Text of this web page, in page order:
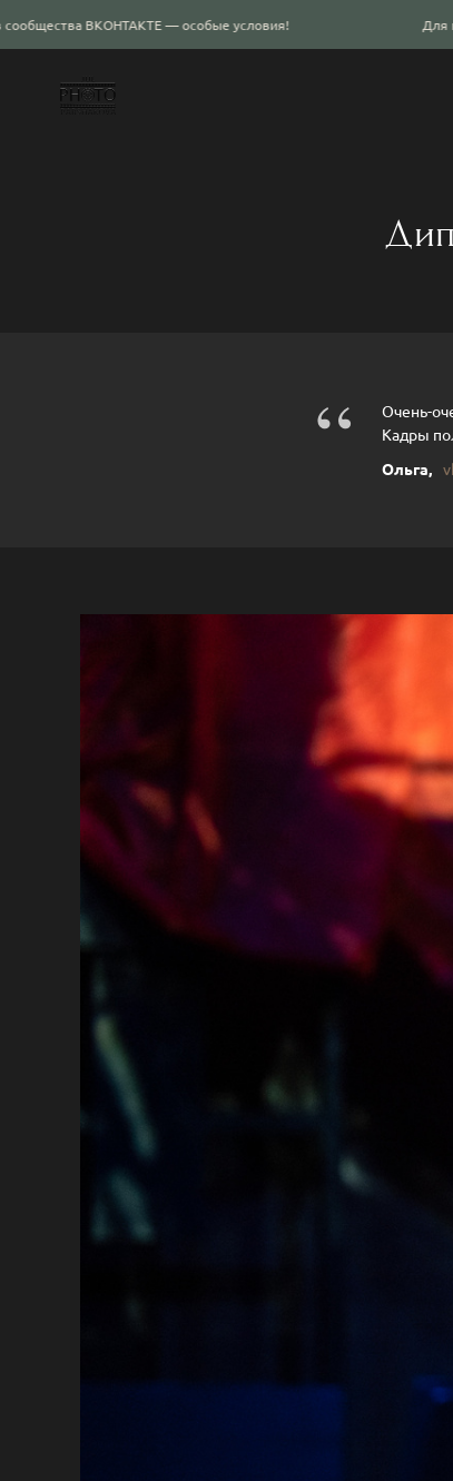
“
Очень-
Кадры
Ольга,
— особые условия! Для подписчиков